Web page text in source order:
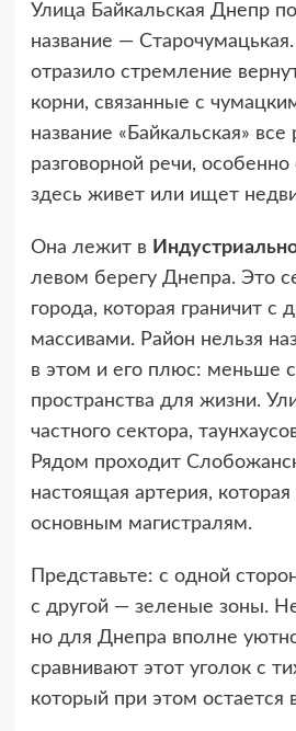
Улица Байкальская Днепр
название —
отразило стремление
корни, связанные с
название «Байкальская»
разговорной речи, особенно
здесь живет или ищет
Она лежит в
левом берегу Днепра. Это
города, которая граничит
массивами. Район нельзя
в этом и его плюс: меньше
пространства для жизни.
частного сектора,
Рядом проходит
настоящая артерия,
основным магистралям.
Представьте: с одной
с другой — зеленые зоны.
но для Днепра вполне
сравнивают этот уголок с
который при этом остается